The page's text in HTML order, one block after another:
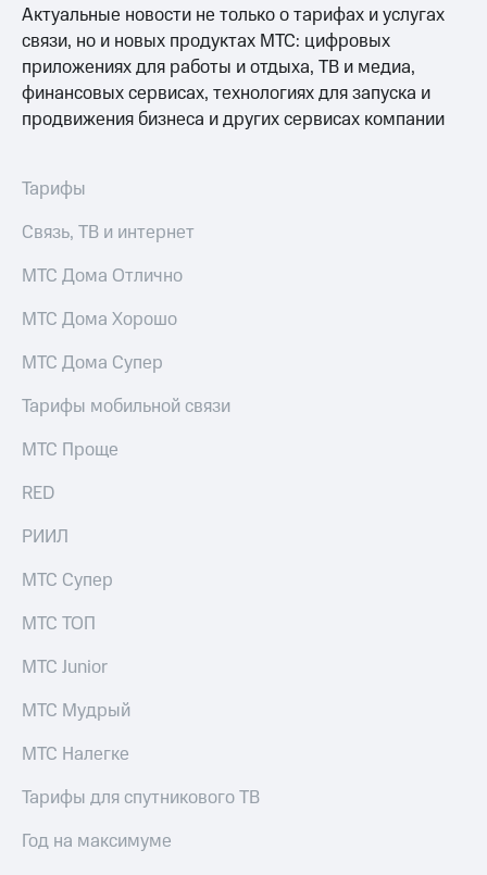
"МТС"
акционеров
Личный
кабинет
акционера
Акционерный
Рынок
Программа
Порядок
выкупа
акций
Рынок
облигаций
погашении
облигаций
Реквизиты
развитие
На главную
Актуальные новости не только о тарифах и услугах
связи, но и новых продуктах МТС: цифровых
приложениях для работы и отдыха, ТВ и медиа,
финансовых сервисах, технологиях для запуска и
продвижения бизнеса и других сервисах компании
Тарифы
Связь, ТВ и интернет
МТС Дома Отлично
МТС Дома Хорошо
МТС Дома Супер
Тарифы мобильной связи
МТС Проще
RED
РИИЛ
МТС Супер
МТС ТОП
МТС Junior
МТС Мудрый
МТС Налегке
Тарифы для спутникового ТВ
Год на максимуме